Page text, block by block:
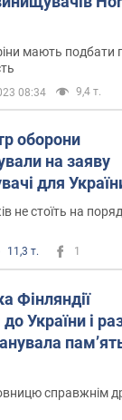
мають подбати
08:34 9,4 т.
оборони
на заяву
для
не стоїть на
11,3 т. 1
Фінляндії
України і
справжнім